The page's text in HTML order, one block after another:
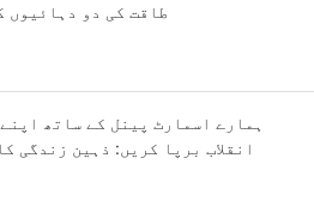
طاقت کی دو دہائیوں
ہمارے اسمارٹ پینل کے ساتھ
انقلاب برپا کریں: ذہین زندگی